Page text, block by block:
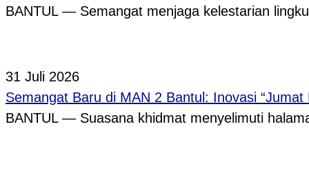
BANTUL — Semangat menjaga kelestarian
31 Juli 2026
Semangat Baru di MAN 2 Bantul: Inovasi
BANTUL — Suasana khidmat menyelimuti